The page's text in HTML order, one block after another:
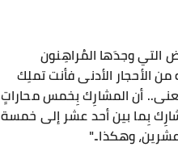
التي وجدَها المُراهِنون
الأحجار الأدنى فأنت تملِك
أن المشارِك بِخمس محاراتٍ
بِما بين أحد عشر إلى خمسة
وهكذا.."